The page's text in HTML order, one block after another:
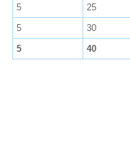
5
25
5
30
5
40